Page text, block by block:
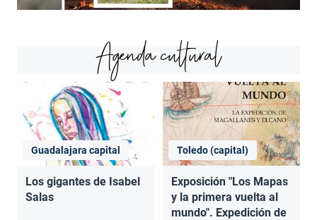
Agenda cultural
Guadalajara capital
Los gigantes de Isabel
Salas
Toledo (capital)
Exposición "Los Mapas
y la primera vuelta al
mundo". Expedición de